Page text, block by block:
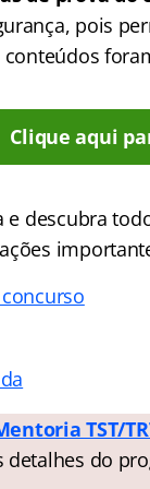
pois
Clique aqui
e descubra
TST/
detalhes do